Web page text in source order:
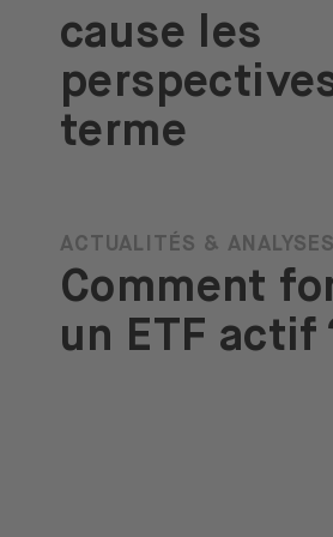
cause les
terme
ACTUALITÉS & ANALYSES
Comment
un ETF actif